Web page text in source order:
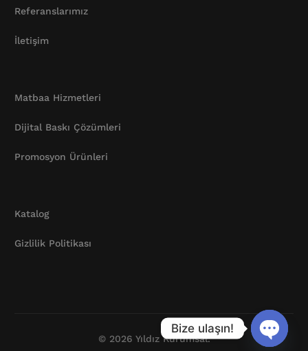
Referanslarımız
İletişim
Matbaa Hizmetleri
Dijital Baskı Çözümleri
Promosyon Ürünleri
Katalog
Gizlilik Politikası
© 2026 Yıldız Kurumsal.
Katalog
Bize ulaşın!